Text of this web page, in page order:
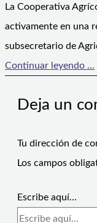
La Cooperativa
activamente en una
subsecretario de
Continuar leyendo ...
Deja un
Tu dirección de
Los campos
Escribe aquí...